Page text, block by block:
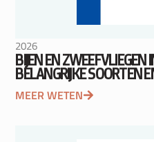
2026
BIJEN EN
BELANGRIJKE SOORTEN
MEER WETEN